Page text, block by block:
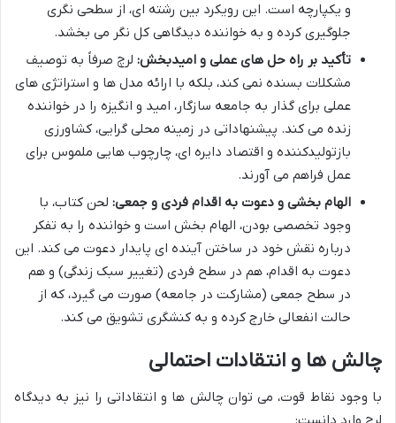
و یکپارچه است. این رویکرد بین رشته ای، از سطحی نگری
جلوگیری کرده و به خواننده دیدگاهی کل نگر می بخشد.
تأکید بر راه حل های عملی و امیدبخش: لرچ صرفاً به توصیف
مشکلات بسنده نمی کند، بلکه با ارائه مدل ها و استراتژی های
عملی برای گذار به جامعه سازگار، امید و انگیزه را در خواننده
زنده می کند. پیشنهاداتی در زمینه محلی گرایی، کشاورزی
بازتولیدکننده و اقتصاد دایره ای، چارچوب هایی ملموس برای
عمل فراهم می آورند.
الهام بخشی و دعوت به اقدام فردی و جمعی: لحن کتاب، با
وجود تخصصی بودن، الهام بخش است و خواننده را به تفکر
درباره نقش خود در ساختن آینده ای پایدار دعوت می کند. این
دعوت به اقدام، هم در سطح فردی (تغییر سبک زندگی) و هم
در سطح جمعی (مشارکت در جامعه) صورت می گیرد، که از
حالت انفعالی خارج کرده و به کنشگری تشویق می کند.
چالش ها و انتقادات احتمالی
با وجود نقاط قوت، می توان چالش ها و انتقاداتی را نیز به دیدگاه